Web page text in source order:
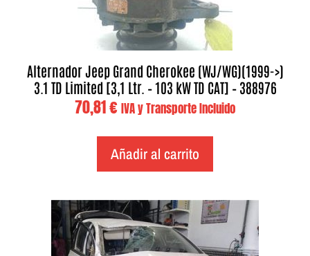
Alternador Jeep Grand Cherokee (WJ/WG)(1999->)
3.1 TD Limited [3,1 Ltr. – 103 kW TD CAT] – 388976
70,81€ IVA y Transporte Incluido
Añadir al carrito